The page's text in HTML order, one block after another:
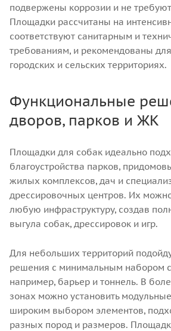
подвержены коррозии и не
Площадки рассчитаны на
соответствуют санитарным и
требованиям, и рекомендованы
городских и сельских территориях.
Функциональные
дворов, парков и ЖК
Площадки для собак идеально
благоустройства парков,
жилых комплексов, дач и
дрессировочных центров. Их
любую инфраструктуру, создав
выгула собак, дрессировок и игр.
Для небольших территорий
решения с минимальным набором
например, барьер и тоннель. В
зонах можно установить
широким выбором элементов,
разных пород и размеров.